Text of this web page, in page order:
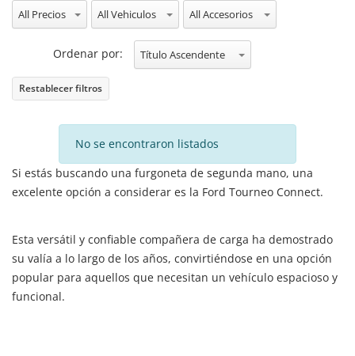
All Precios All Vehiculos All Accesorios
Ordenar por: Título Ascendente
Restablecer filtros
No se encontraron listados
Si estás buscando una furgoneta de segunda mano, una
excelente opción a considerar es la Ford Tourneo Connect.
Esta versátil y confiable compañera de carga ha demostrado
su valía a lo largo de los años, convirtiéndose en una opción
popular para aquellos que necesitan un vehículo espacioso y
funcional.